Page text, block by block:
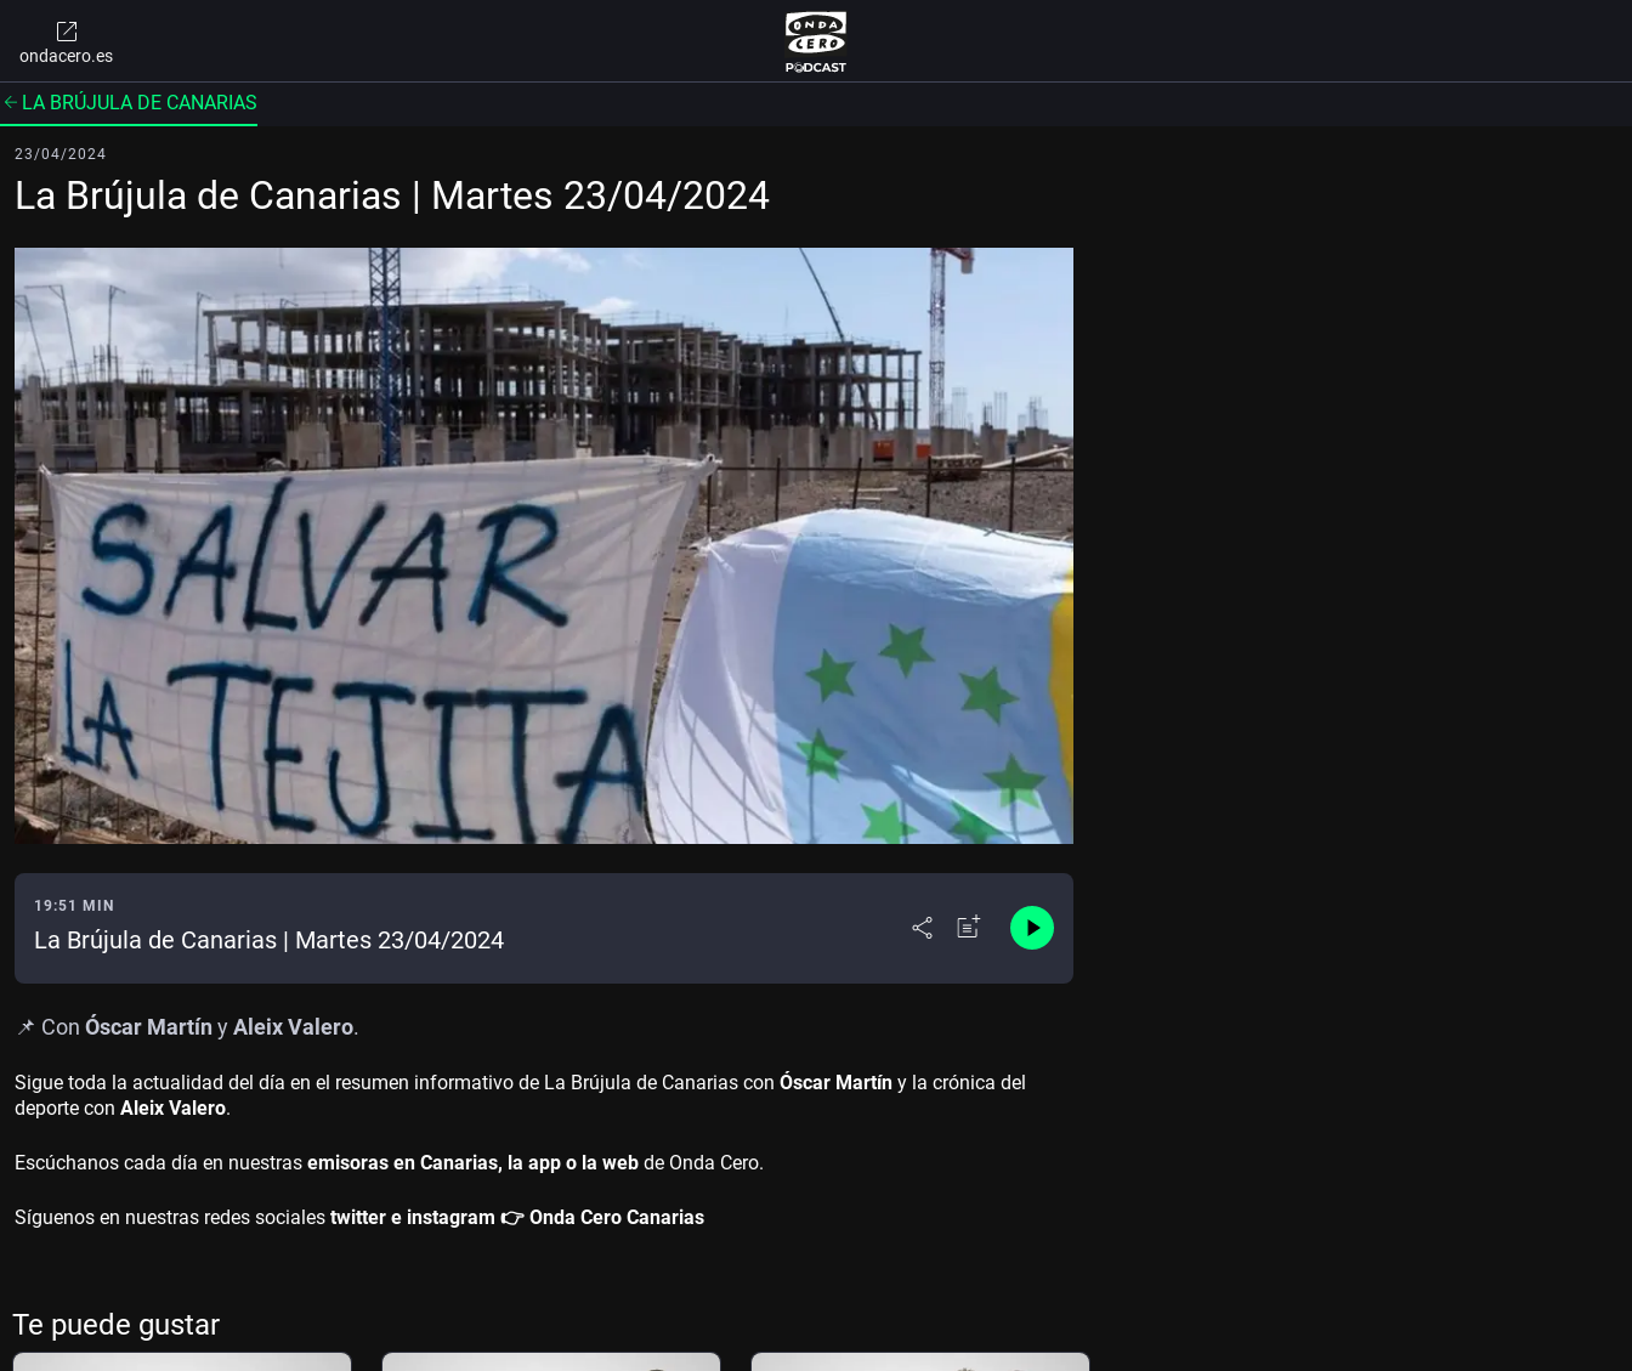
ondacero.es
LA BRÚJULA DE CANARIAS
23/04/2024
La Brújula de Canarias | Martes 23/04/2024
19:51 MIN
La Brújula de Canarias | Martes 23/04/2024
📌 Con Óscar MartínyAleix Valero.
Sigue toda la actualidad del día en el resumen informativo de La Brújula de Canarias con Óscar Martín y la crónica del
deporte con Aleix Valero.
Escúchanos cada día en nuestras emisoras en Canarias, la app o la web de Onda Cero.
Síguenos en nuestras redes sociales twitter e instagram 👉 Onda Cero Canarias
Te puede gustar